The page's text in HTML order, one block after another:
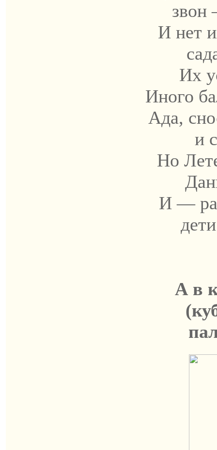
И нет
Их
Иного
Ада,
и
Но
И —
А в